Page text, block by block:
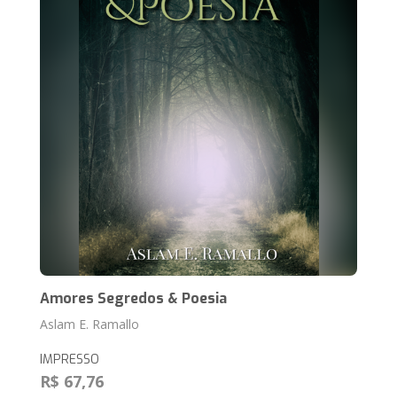
Amores Segredos & Poesia
Aslam E. Ramallo
IMPRESSO
R$ 67,76